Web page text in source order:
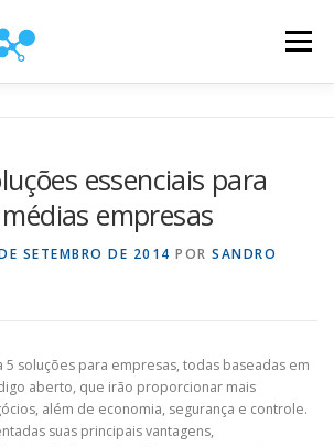
Menu
CONTATO
essenciais para
empresas
SETEMBRO DE 2014 POR SANDRO
5 soluções para empresas, todas baseadas em
aberto, que irão proporcionar mais
além de economia, segurança e controle.
suas principais vantagens,